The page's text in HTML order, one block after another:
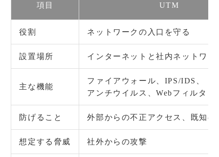
項目 UTM
役割 ネットワークの入口を守る
設置場所 インターネットと社内ネットワー
主な機能
ファイアウォール、IPS/IDS、
アンチウイルス、Webフィルタリ
防げること 外部からの不正アクセス、既知の
想定する脅威 社外からの攻撃